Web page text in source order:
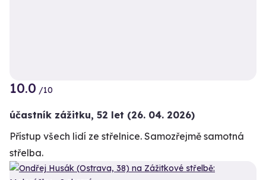
10.0 /10
účastník zážitku, 52 let (26. 04. 2026)
Přístup všech lidí ze střelnice. Samozřejmě samotná
střelba.